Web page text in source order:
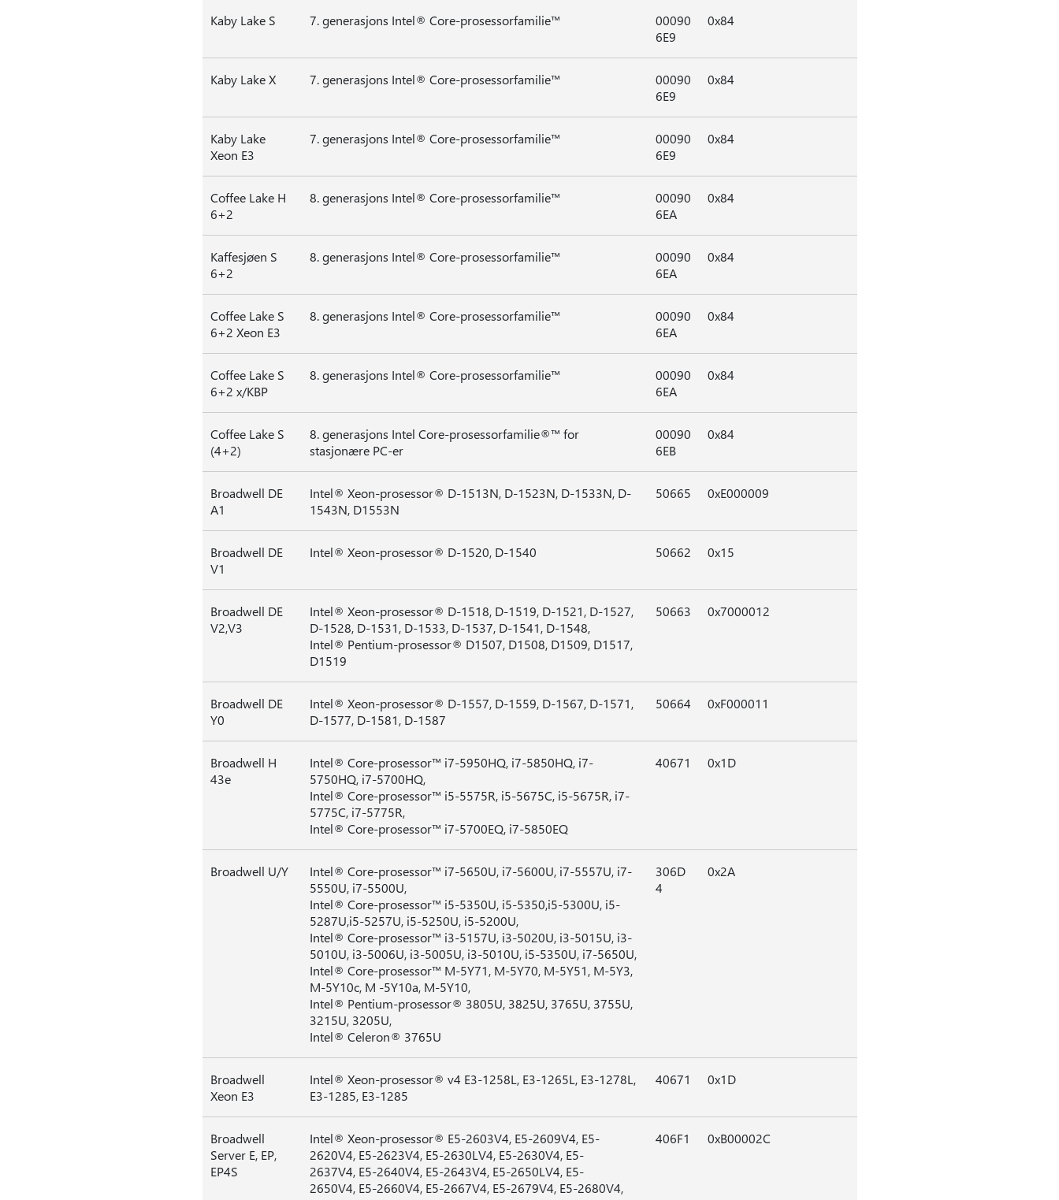
Kaby Lake S 7. generasjons Intel® Core-prosessorfamilie™
00090
6E9
0x84
Kaby Lake X 7. generasjons Intel® Core-prosessorfamilie™
00090
6E9
0x84
Kaby Lake
Xeon E3
7. generasjons Intel® Core-prosessorfamilie™
00090
6E9
0x84
Coffee Lake H
6+2
8. generasjons Intel® Core-prosessorfamilie™
00090
6EA
0x84
Kaffesjøen S
6+2
8. generasjons Intel® Core-prosessorfamilie™
00090
6EA
0x84
Coffee Lake S
6+2 Xeon E3
8. generasjons Intel® Core-prosessorfamilie™
00090
6EA
0x84
Coffee Lake S
6+2 x/KBP
8. generasjons Intel® Core-prosessorfamilie™
00090
6EA
0x84
Coffee Lake S
(4+2)
8. generasjons Intel Core-prosessorfamilie®™ for
stasjonære PC-er
00090
6EB
0x84
Broadwell DE
A1
Intel® Xeon-prosessor® D-1513N, D-1523N, D-1533N, D-
1543N, D1553N
50665 0xE000009
Broadwell DE
V1
Intel® Xeon-prosessor® D-1520, D-1540 50662 0x15
Broadwell DE
V2,V3
Intel® Xeon-prosessor® D-1518, D-1519, D-1521, D-1527,
D-1528, D-1531, D-1533, D-1537, D-1541, D-1548,
Intel® Pentium-prosessor® D1507, D1508, D1509, D1517,
D1519
50663 0x7000012
Broadwell DE
Y0
Intel® Xeon-prosessor® D-1557, D-1559, D-1567, D-1571,
D-1577, D-1581, D-1587
50664 0xF000011
Broadwell H
43e
Intel® Core-prosessor™ i7-5950HQ, i7-5850HQ, i7-
5750HQ, i7-5700HQ,
Intel® Core-prosessor™ i5-5575R, i5-5675C, i5-5675R, i7-
5775C, i7-5775R,
Intel® Core-prosessor™ i7-5700EQ, i7-5850EQ
40671 0x1D
Broadwell U/Y
Intel® Core-prosessor™ i7-5650U, i7-5600U, i7-5557U, i7-
5550U, i7-5500U,
Intel® Core-prosessor™ i5-5350U, i5-5350,i5-5300U, i5-
5287U,i5-5257U, i5-5250U, i5-5200U,
Intel® Core-prosessor™ i3-5157U, i3-5020U, i3-5015U, i3-
5010U, i3-5006U, i3-5005U, i3-5010U, i5-5350U, i7-5650U,
Intel® Core-prosessor™ M-5Y71, M-5Y70, M-5Y51, M-5Y3,
M-5Y10c, M -5Y10a, M-5Y10,
Intel® Pentium-prosessor® 3805U, 3825U, 3765U, 3755U,
3215U, 3205U,
Intel® Celeron® 3765U
306D
4
0x2A
Broadwell
Xeon E3
Intel® Xeon-prosessor® v4 E3-1258L, E3-1265L, E3-1278L,
E3-1285, E3-1285
40671 0x1D
Broadwell
Server E, EP,
EP4S
Intel® Xeon-prosessor® E5-2603V4, E5-2609V4, E5-
2620V4, E5-2623V4, E5-2630LV4, E5-2630V4, E5-
2637V4, E5-2640V4, E5-2643V4, E5-2650LV4, E5-
2650V4, E5-2660V4, E5-2667V4, E5-2679V4, E5-2680V4,
406F1 0xB00002C